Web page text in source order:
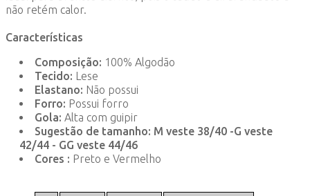
não retém calor.
Características
Composição: 100% Algodão
Tecido: Lese
Elastano: Não possui
Forro: Possui forro
Gola: Alta com guipir
Sugestão de tamanho: M veste 38/40 -G veste
42/44 - GG veste 44/46
Cores : Preto e Vermelho